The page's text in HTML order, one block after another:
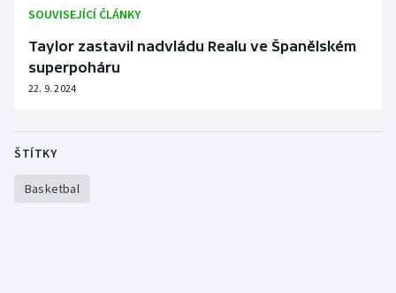
SOUVISEJÍCÍ ČLÁNKY
Taylor zastavil nadvládu Realu ve Španělském
superpoháru
22. 9. 2024
ŠTÍTKY
Basketbal